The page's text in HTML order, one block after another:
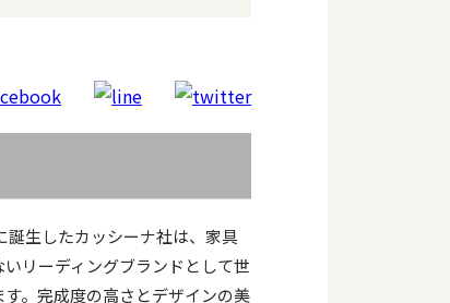
誕生したカッシーナ社は、家具
リーディングブランドとして世
。完成度の高さとデザインの美